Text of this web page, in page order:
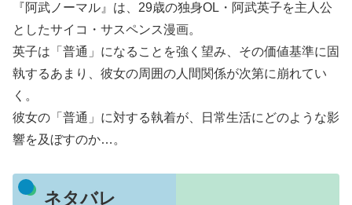
『阿武ノーマル』は、29歳の独身OL・阿武英子を主人公
としたサイコ・サスペンス漫画。
英子は「普通」になることを強く望み、その価値基準に固
執するあまり、彼女の周囲の人間関係が次第に崩れてい
く。
彼女の「普通」に対する執着が、日常生活にどのような影
響を及ぼすのか…。
ネタバレ